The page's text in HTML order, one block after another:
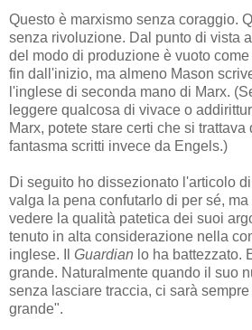
Questo è marxismo senza coraggio.
senza rivoluzione. Dal punto di vista
del modo di produzione è vuoto
fin dall'inizio, ma almeno Mason
l'inglese di seconda mano di Marx.
leggere qualcosa di vivace o
Marx, potete stare certi che si
fantasma scritti invece da Engels.)
Di seguito ho dissezionato l'articolo
valga la pena confutarlo di per sé,
vedere la qualità patetica dei suoi
tenuto in alta considerazione nella
inglese. Il Guardian lo ha battezzato.
grande. Naturalmente quando il suo
senza lasciare traccia, ci sarà
grande".